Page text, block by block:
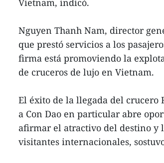
Vietnam, indicó.
Nguyen Thanh Nam, director
que prestó servicios a los
firma está promoviendo la
de cruceros de lujo en Vietnam.
El éxito de la llegada del crucero
a Con Dao en particular abre
afirmar el atractivo del destino y
visitantes internacionales,